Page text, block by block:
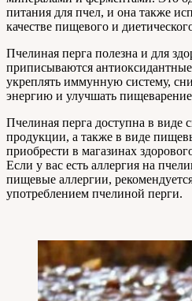
питания для пчел, и она также
качестве пищевого и
Пчелиная перга полезна и для
приписываются антиоксидантные
укреплять иммунную систему,
энергию и улучшать
Пчелиная перга доступна в виде
продукции, а также в виде
приобрести в магазинах
Если у вас есть аллергия на
пищевые аллергии,
употреблением пчелиной перги.